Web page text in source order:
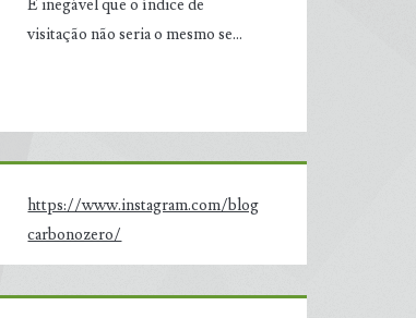
É inegável que o índice de
visitação não seria o mesmo se…
https://www.instagram.com/blog
carbonozero/